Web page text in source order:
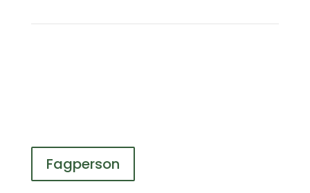
Fagperson